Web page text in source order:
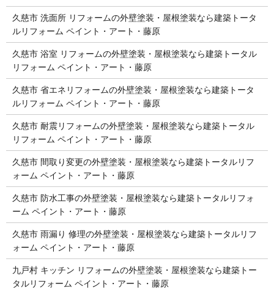
久慈市 洗面所 リフォームの外壁塗装・屋根塗装なら建築トータ
ルリフォーム ペイント・アート・藤原
久慈市 浴室 リフォームの外壁塗装・屋根塗装なら建築トータル
リフォーム ペイント・アート・藤原
久慈市 省エネリフォームの外壁塗装・屋根塗装なら建築トータ
ルリフォーム ペイント・アート・藤原
久慈市 耐震リフォームの外壁塗装・屋根塗装なら建築トータル
リフォーム ペイント・アート・藤原
久慈市 間取り変更の外壁塗装・屋根塗装なら建築トータルリフ
ォーム ペイント・アート・藤原
久慈市 防水工事の外壁塗装・屋根塗装なら建築トータルリフォ
ーム ペイント・アート・藤原
久慈市 雨漏り 修理の外壁塗装・屋根塗装なら建築トータルリフ
ォーム ペイント・アート・藤原
九戸村 キッチン リフォームの外壁塗装・屋根塗装なら建築トー
タルリフォーム ペイント・アート・藤原